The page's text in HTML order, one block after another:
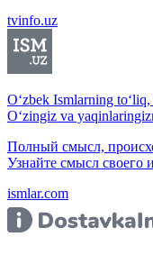
tvinfo.uz
O‘zbek Ismlarning
O‘zingiz va
Полный смысл,
Узнайте смысл своего
ismlar.com